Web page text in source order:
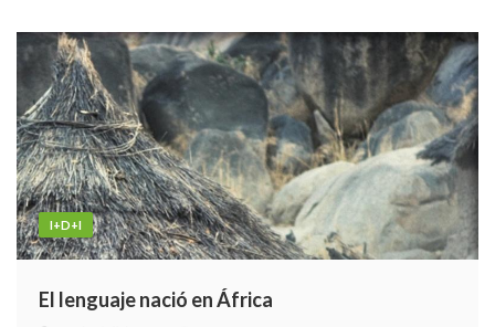
I+D+I
El lenguaje nació en África